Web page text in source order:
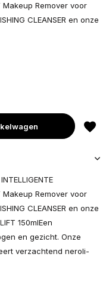
Makeup Remover voor
CLEANSER en onze
Makeup Remover voor
CLEANSER en onze
150mlEen
en gezicht. Onze
verzachtend neroli-